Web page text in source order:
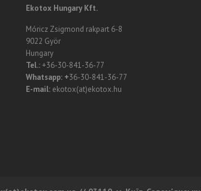
Ekotox Hungary Kft.
Móricz Zsigmond rakpart 6-8
9022 Györ
Hungary
Tel.:+36-30-841-36-77
Whatsapp: +36-30-841-36-77
E-mail:ekotox(at)ekotox.hu